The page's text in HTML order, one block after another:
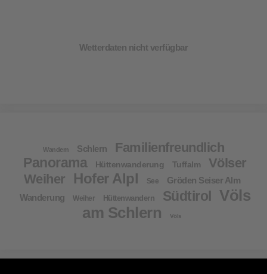
Wetterdaten nicht verfügbar
Wandern Schlern Familienfreundlich
Panorama Hüttenwanderung Tuffalm
Völser
Weiher
Hofer Alpl See
Gröden Seiser Alm
Wanderung
Weiher Hüttenwandern Südtirol Völs
am Schlern
Völs